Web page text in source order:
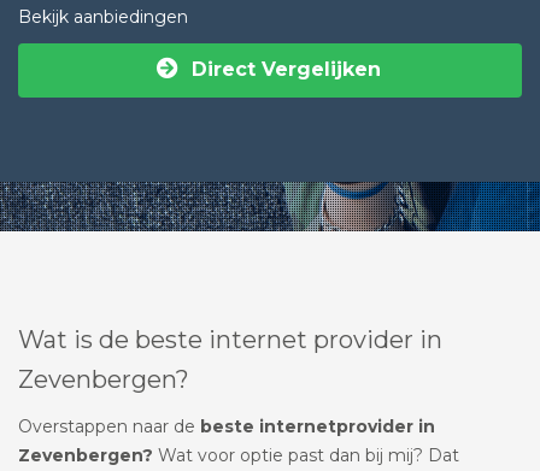
Bekijk aanbiedingen
Direct Vergelijken
Wat is de beste internet provider in
Zevenbergen?
Overstappen naar de beste internetprovider in
Zevenbergen? Wat voor optie past dan bij mij? Dat